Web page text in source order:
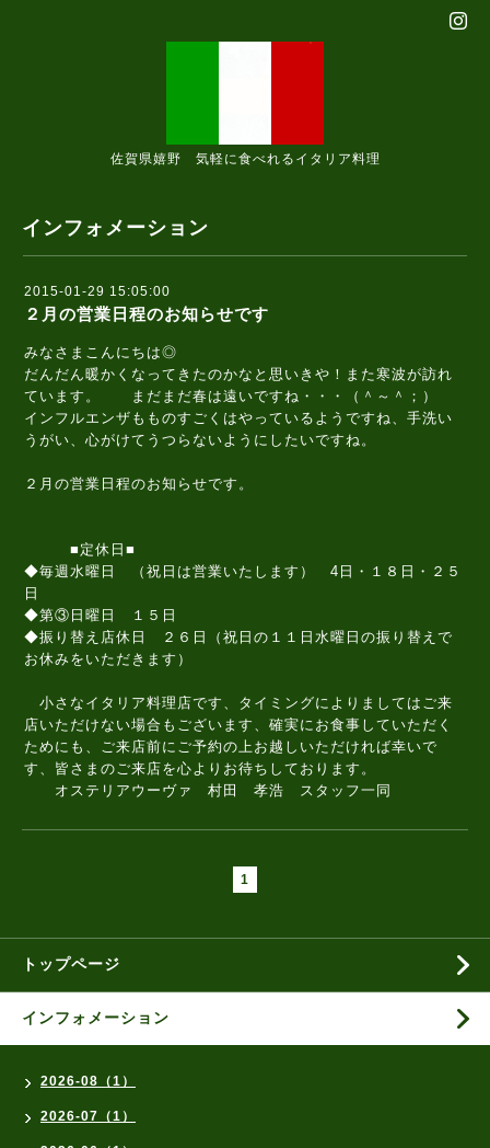
佐賀県嬉野 気軽に食べれるイタリア料理
インフォメーション
2015-01-29 15:05:00
２月の営業日程のお知らせです
みなさまこんにちは◎
だんだん暖かくなってきたのかなと思いきや！また寒波が訪れ
ています。 まだまだ春は遠いですね・・・（＾～＾；）
インフルエンザもものすごくはやっているようですね、手洗い
うがい、心がけてうつらないようにしたいですね。
２月の営業日程のお知らせです。
■定休日■
◆毎週水曜日 （祝日は営業いたします） 4日・１８日・２５
日
◆第③日曜日 １５日
◆振り替え店休日 ２６日（祝日の１１日水曜日の振り替えで
お休みをいただきます）
小さなイタリア料理店です、タイミングによりましてはご来
店いただけない場合もございます、確実にお食事していただく
ためにも、ご来店前にご予約の上お越しいただければ幸いで
す、皆さまのご来店を心よりお待ちしております。
オステリアウーヴァ 村田 孝浩 スタッフ一同
1
トップページ
インフォメーション
2026-08（1）
2026-07（1）